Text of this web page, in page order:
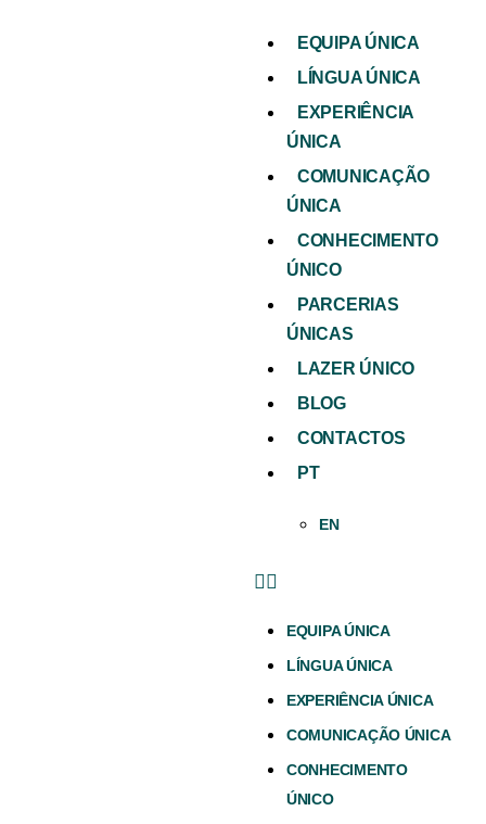
EQUIPA ÚNICA
LÍNGUA ÚNICA
EXPERIÊNCIA
ÚNICA
COMUNICAÇÃO
ÚNICA
CONHECIMENTO
ÚNICO
PARCERIAS
ÚNICAS
LAZER ÚNICO
BLOG
CONTACTOS
PT
EN
EQUIPA ÚNICA
LÍNGUA ÚNICA
EXPERIÊNCIA ÚNICA
COMUNICAÇÃO ÚNICA
CONHECIMENTO
ÚNICO